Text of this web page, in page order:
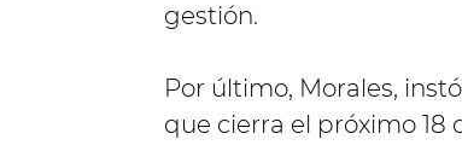
gestión.
Por último, Morales,
que cierra el próximo